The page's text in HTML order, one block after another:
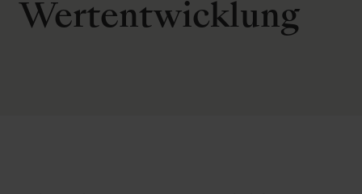
Wertentwicklung